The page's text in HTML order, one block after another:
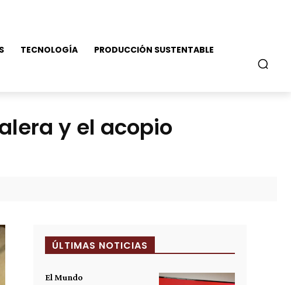
TECNOLOGÍA PRODUCCIÓN SUSTENTABLE
y el acopio
ÚLTIMAS NOTICIAS
El Mundo